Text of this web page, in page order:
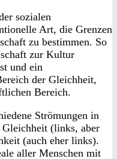
sozialen
Art, die Grenzen
zu bestimmen. So
zur Kultur
und ein
der Gleichheit,
Bereich.
Strömungen in
(links, aber
(auch eher links).
aller Menschen mit